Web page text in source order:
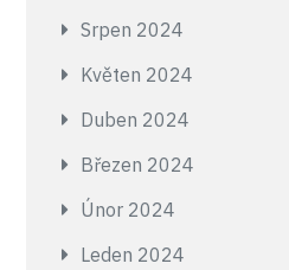
Srpen 2024
Květen 2024
Duben 2024
Březen 2024
Únor 2024
Leden 2024